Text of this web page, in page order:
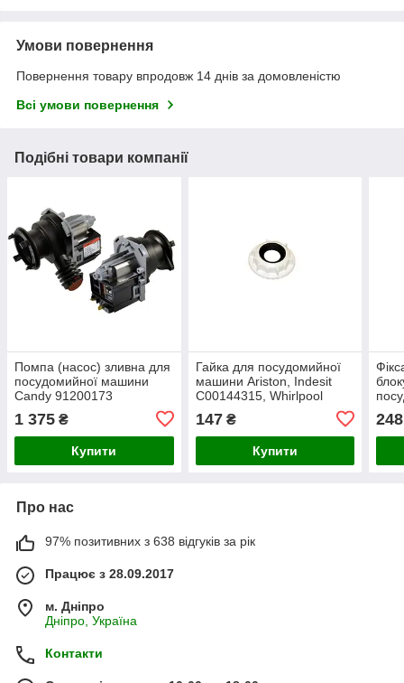
Умови повернення
Повернення товару впродовж 14 днів за домовленістю
Всі умови повернення
Подібні товари компанії
Помпа (насос) зливна для
посудомийної машини
Candy 91200173
1 375 ₴
Купити
Гайка для посудомийної
машини Ariston, Indesit
C00144315, Whirlpool
147₴
Купити
248
Про нас
97% позитивних з 638 відгуків за рік
Працює з 28.09.2017
м. Дніпро
Дніпро, Україна
Контакти